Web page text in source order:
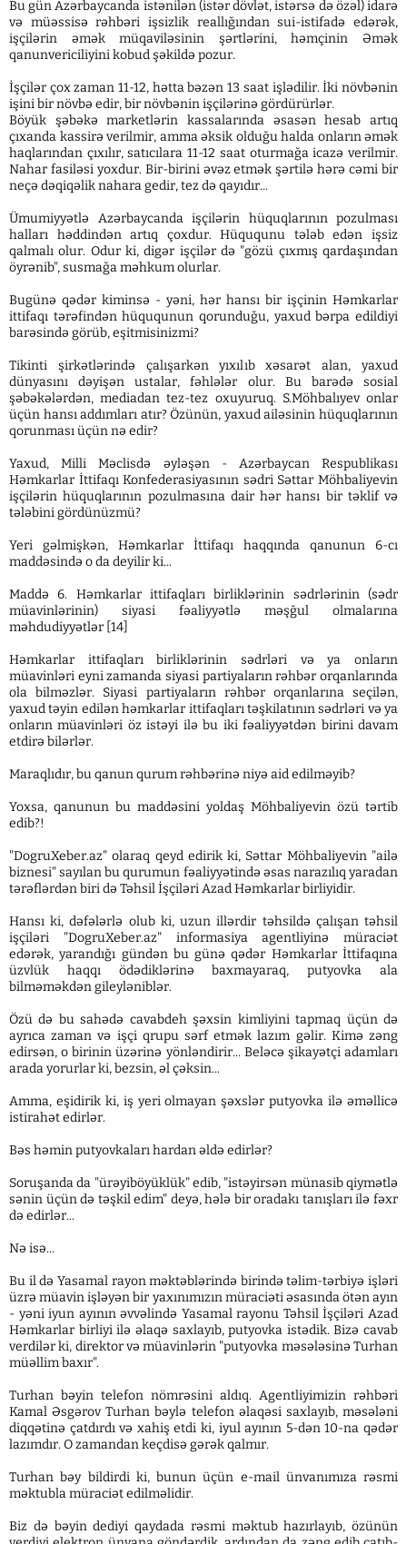
Bu gün Azərbaycanda istənilən (istər dövlət, istərsə də özəl) idarə
və müəssisə rəhbəri işsizlik reallığından sui-istifadə edərək,
işçilərin əmək müqaviləsinin şərtlərini, həmçinin Əmək
qanunvericiliyini kobud şəkildə pozur.
İşçilər çox zaman 11-12, hətta bəzən 13 saat işlədilir. İki növbənin
işini bir növbə edir, bir növbənin işçilərinə gördürürlər.
Böyük şəbəkə marketlərin kassalarında əsasən hesab artıq
çıxanda kassirə verilmir, amma əksik olduğu halda onların əmək
haqlarından çıxılır, satıcılara 11-12 saat oturmağa icazə verilmir.
Nahar fasiləsi yoxdur. Bir-birini əvəz etmək şərtilə hərə cəmi bir
neçə dəqiqəlik nahara gedir, tez də qayıdır...
Ümumiyyətlə Azərbaycanda işçilərin hüquqlarının pozulması
halları həddindən artıq çoxdur. Hüququnu tələb edən işsiz
qalmalı olur. Odur ki, digər işçilər də "gözü çıxmış qardaşından
öyrənib", susmağa məhkum olurlar.
Bugünə qədər kiminsə - yəni, hər hansı bir işçinin Həmkarlar
ittifaqı tərəfindən hüququnun qorunduğu, yaxud bərpa edildiyi
barəsində görüb, eşitmisinizmi?
Tikinti şirkətlərində çalışarkən yıxılıb xəsarət alan, yaxud
dünyasını dəyişən ustalar, fəhlələr olur. Bu barədə sosial
şəbəkələrdən, mediadan tez-tez oxuyuruq. S.Möhbalıyev onlar
üçün hansı addımları atır? Özünün, yaxud ailəsinin hüquqlarının
qorunması üçün nə edir?
Yaxud, Milli Məclisdə əyləşən - Azərbaycan Respublikası
Həmkarlar İttifaqı Konfederasiyasının sədri Səttar Möhbaliyevin
işçilərin hüquqlarının pozulmasına dair hər hansı bir təklif və
tələbini gördünüzmü?
Yeri gəlmişkən, Həmkarlar İttifaqı haqqında qanunun 6-cı
maddəsində o da deyilir ki...
Maddə 6. Həmkarlar ittifaqları birliklərinin sədrlərinin (sədr
müavinlərinin) siyasi fəaliyyətlə məşğul olmalarına
məhdudiyyətlər [14]
Həmkarlar ittifaqları birliklərinin sədrləri və ya onların
müavinləri eyni zamanda siyasi partiyaların rəhbər orqanlarında
ola bilməzlər. Siyasi partiyaların rəhbər orqanlarına seçilən,
yaxud təyin edilən həmkarlar ittifaqları təşkilatının sədrləri və ya
onların müavinləri öz istəyi ilə bu iki fəaliyyətdən birini davam
etdirə bilərlər.
Maraqlıdır, bu qanun qurum rəhbərinə niyə aid edilməyib?
Yoxsa, qanunun bu maddəsini yoldaş Möhbaliyevin özü tərtib
edib?!
"DogruXeber.az" olaraq qeyd edirik ki, Səttar Möhbaliyevin "ailə
biznesi" sayılan bu qurumun fəaliyyətində əsas narazılıq yaradan
tərəflərdən biri də Təhsil İşçiləri Azad Həmkarlar birliyidir.
Hansı ki, dəfələrlə olub ki, uzun illərdir təhsildə çalışan təhsil
işçiləri "DogruXeber.az" informasiya agentliyinə müraciət
edərək, yarandığı gündən bu günə qədər Həmkarlar İttifaqına
üzvlük haqqı ödədiklərinə baxmayaraq, putyovka ala
bilməməkdən gileyləniblər.
Özü də bu sahədə cavabdeh şəxsin kimliyini tapmaq üçün də
ayrıca zaman və işçi qrupu sərf etmək lazım gəlir. Kimə zəng
edirsən, o birinin üzərinə yönləndirir... Beləcə şikayətçi adamları
arada yorurlar ki, bezsin, əl çəksin...
Amma, eşidirik ki, iş yeri olmayan şəxslər putyovka ilə əməllicə
istirahət edirlər.
Bəs həmin putyovkaları hardan əldə edirlər?
Soruşanda da "ürəyiböyüklük" edib, "istəyirsən münasib qiymətlə
sənin üçün də təşkil edim" deyə, hələ bir oradakı tanışları ilə fəxr
də edirlər...
Nə isə...
Bu il də Yasamal rayon məktəblərində birində təlim-tərbiyə işləri
üzrə müavin işləyən bir yaxınımızın müraciəti əsasında ötən ayın
- yəni iyun ayının əvvəlində Yasamal rayonu Təhsil İşçiləri Azad
Həmkarlar birliyi ilə əlaqə saxlayıb, putyovka istədik. Bizə cavab
verdilər ki, direktor və müavinlərin "putyovka məsələsinə Turhan
müəllim baxır".
Turhan bəyin telefon nömrəsini aldıq. Agentliyimizin rəhbəri
Kamal Əsgərov Turhan bəylə telefon əlaqəsi saxlayıb, məsələni
diqqətinə çatdırdı və xahiş etdi ki, iyul ayının 5-dən 10-na qədər
lazımdır. O zamandan keçdisə gərək qalmır.
Turhan bəy bildirdi ki, bunun üçün e-mail ünvanımıza rəsmi
məktubla müraciət edilməlidir.
Biz də bəyin dediyi qaydada rəsmi məktub hazırlayıb, özünün